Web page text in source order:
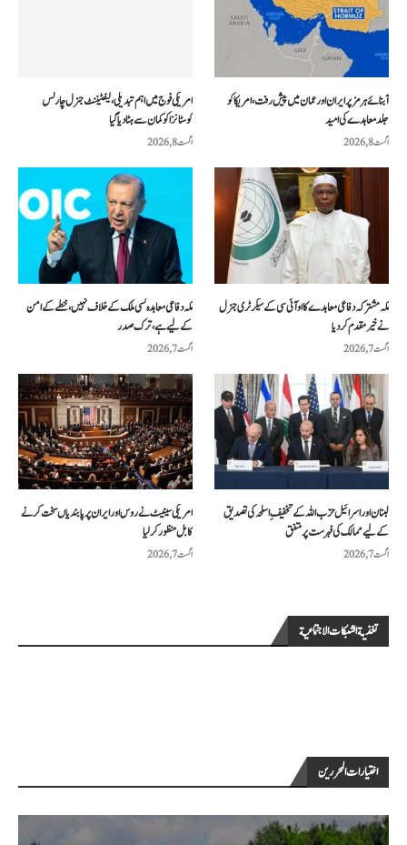
امریکی فوج میں اہم تبدیلی، لیفٹیننٹ جنرل چارلس
کوسٹانزا کو کمان سے ہٹا دیا گیا
اگست 8, 2026
آبنائے ہرمز پر ایران اور عمان میں پیش رفت، امریکا کو
جلد معاہدے کی امید
اگست 8, 2026
مکہ دفاعی معاہدہ کسی ملک کے خلاف نہیں، خطے کے امن
کے لیے ہے، ترک صدر
اگست 7, 2026
مکہ مشترکہ دفاعی معاہدے کا او آئی سی کے سیکرٹری جنرل
نے خیرمقدم کردیا
اگست 7, 2026
امریکی سینیٹ نے روس اور ایران پر پابندیاں سخت کرنے
کا بل منظور کرلیا
اگست 7, 2026
لبنان اور اسرائیل حزب اللہ کے تخفیفِ اسلحہ کی تصدیق
کے لیے ممالک کی فہرست پر متفق
اگست 7, 2026
تغذية الشبكات الاجتماعية
اختيارات المحررين